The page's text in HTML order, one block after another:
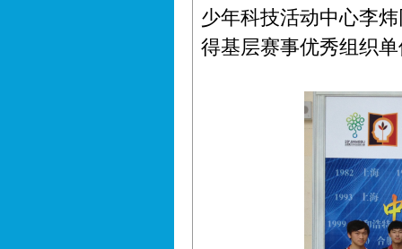
少年科技活动中心李
得基层赛事优秀组织